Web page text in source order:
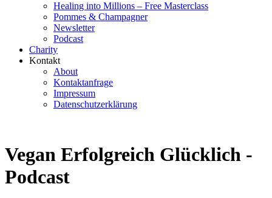
Healing into Millions – Free Masterclass
Pommes & Champagner
Newsletter
Podcast
Charity
Kontakt
About
Kontaktanfrage
Impressum
Datenschutzerklärung
Vegan Erfolgreich Glücklich -
Podcast